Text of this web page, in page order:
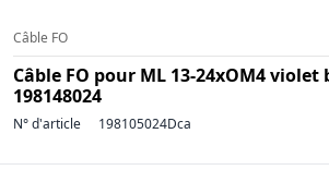
Câble FO
Câble FO pour ML 13-24xOM4
198148024
N° d'article 198105024Dca